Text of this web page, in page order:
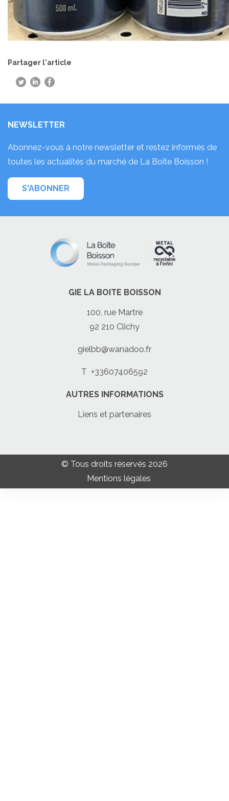
Partager l'article
NEWSLETTER
Abonnez-vous à notre newsletter et restez informés de
toutes les actualités du marché de La Boîte Boisson !
S'ABONNER
GIE LA BOITE BOISSON
100, rue Martre
92 210 Clichy
gielbb@wanadoo.fr
T +33607406592
AUTRES INFORMATIONS
Liens et partenaires
© Tous droits réservés 2026
Mentions légales